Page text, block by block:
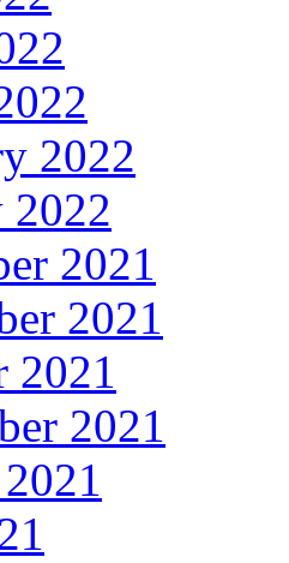
2022
2022
2021
2021
2021
2021